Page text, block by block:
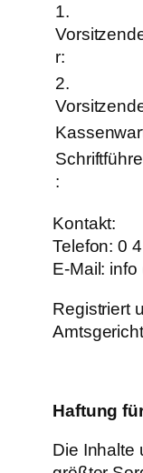
1.
r:
2.
:
Kontakt:
Telefon: 0
E-Mail: info
Registriert
Haftung
Die Inhalte